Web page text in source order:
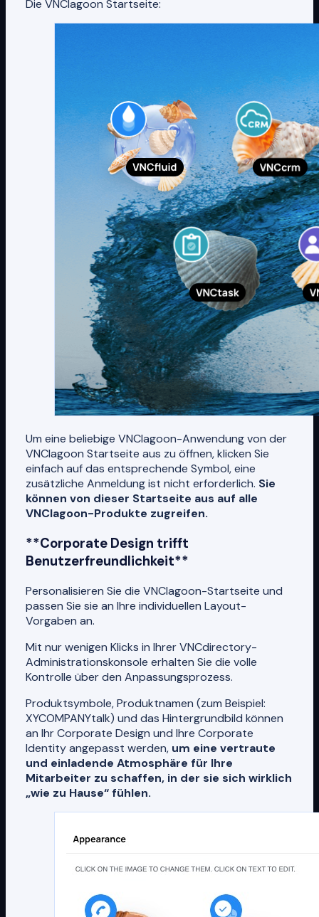
Die VNClagoon Startseite:
Um eine beliebige VNClagoon-Anwendung von der
VNClagoon Startseite aus zu öffnen, klicken Sie
einfach auf das entsprechende Symbol, eine
zusätzliche Anmeldung ist nicht erforderlich. Sie
können von dieser Startseite aus auf alle
VNClagoon-Produkte zugreifen.
**Corporate Design trifft
Benutzerfreundlichkeit**
Personalisieren Sie die VNClagoon-Startseite und
passen Sie sie an Ihre individuellen Layout-
Vorgaben an.
Mit nur wenigen Klicks in Ihrer VNCdirectory-
Administrationskonsole erhalten Sie die volle
Kontrolle über den Anpassungsprozess.
Produktsymbole, Produktnamen (zum Beispiel:
XYCOMPANYtalk) und das Hintergrundbild können
an Ihr Corporate Design und Ihre Corporate
Identity angepasst werden, um eine vertraute
und einladende Atmosphäre für Ihre
Mitarbeiter zu schaffen, in der sie sich wirklich
„wie zu Hause“ fühlen.